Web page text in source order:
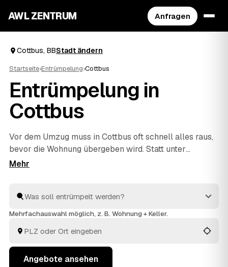
AWL ZENTRUM Anfragen
Cottbus, BBStadt ändern
Startseite›Entrümpelung›Cottbus
Entrümpelung in
Cottbus
Vor dem Umzug muss in Cottbus oft schnell alles raus,
bevor die Wohnung übergeben wird. Statt unter
Zeitdruck den erstbesten Betrieb zu nehmen, stellen
HoyerswerdaundEisenhüttenstadt
. So vergleichen Sie
Preise und Termine, auch wenn es eilig ist. Die Profis
Entsorgung.
Mehrfachauswahl möglich, z. B. Wohnung + Keller.
Angebote ansehen